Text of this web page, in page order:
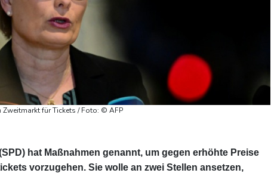
für Tickets / Foto: © AFP
hat Maßnahmen genannt, um gegen erhöhte Preise
vorzugehen. Sie wolle an zwei Stellen ansetzen,